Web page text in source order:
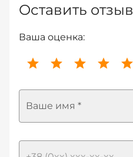
Оставить отзыв
Ваша оценка:
Ваше имя *